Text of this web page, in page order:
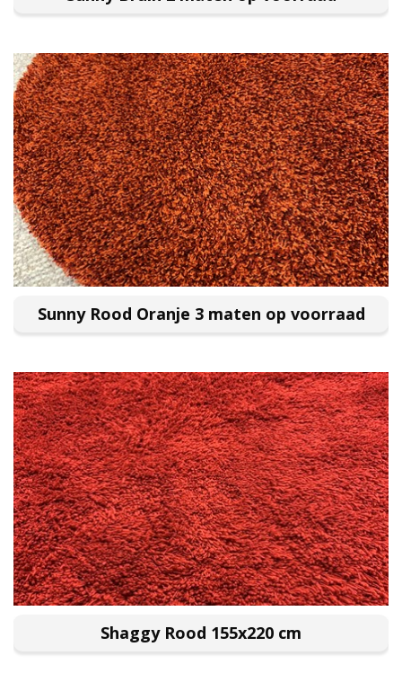
Sunny Rood Oranje 3 maten op voorraad
Shaggy Rood 155x220 cm